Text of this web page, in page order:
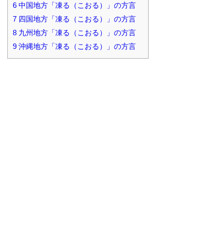
6 中国地方「凍る（こおる）」の方言
7 四国地方「凍る（こおる）」の方言
8 九州地方「凍る（こおる）」の方言
9 沖縄地方「凍る（こおる）」の方言